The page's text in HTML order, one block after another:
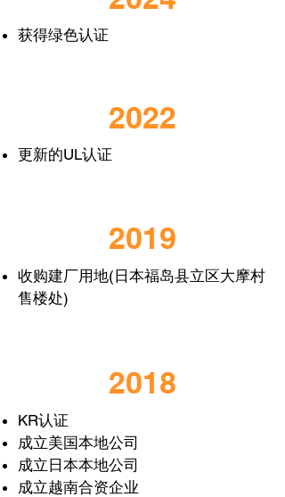
获得绿色认证
2022
更新的UL认证
2019
收购建厂用地(日本福岛县立区大摩村
售楼处)
2018
KR认证
成立美国本地公司
成立日本本地公司
成立越南合资企业